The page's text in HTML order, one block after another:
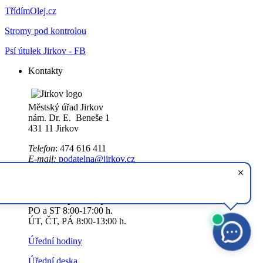
TřídímOlej.cz
Stromy pod kontrolou
Psí útulek Jirkov - FB
Kontakty
Městský úřad Jirkov
nám. Dr. E. Beneše 1
431 11 Jirkov
Telefon: 474 616 411
E-mail: podatelna@jirkov.cz
PO a ST 8:00-17:00 h.
ÚT, ČT, PÁ 8:00-13:00 h.
Úřední hodiny
Úřední deska